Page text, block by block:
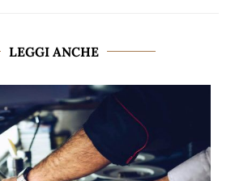
LEGGI ANCHE